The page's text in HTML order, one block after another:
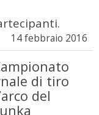
14 febbraio 2016
di tiro
del